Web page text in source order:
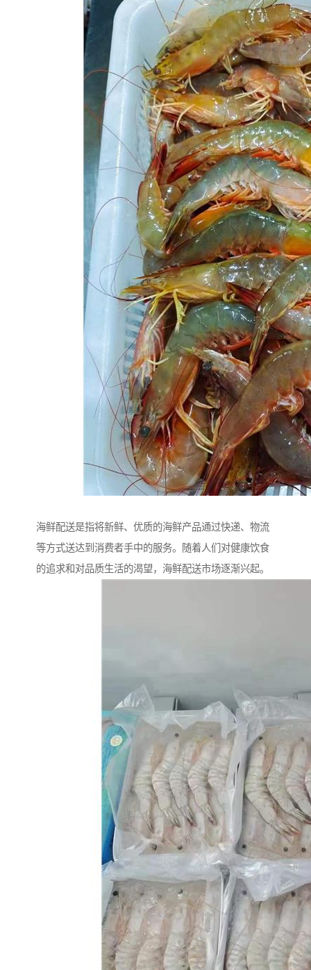
海鲜配送是指将新鲜、优质的海鲜产品通过快递、物流
等方式送达到消费者手中的服务。随着人们对健康饮食
的追求和对品质生活的渴望，海鲜配送市场逐渐兴起。